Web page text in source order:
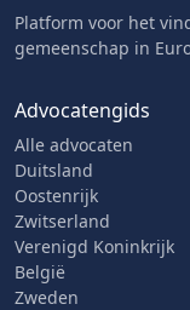
Platform voor het
gemeenschap in
Advocatengids
Alle advocaten
Duitsland
Oostenrijk
Zwitserland
Verenigd Koninkrijk
België
Zweden